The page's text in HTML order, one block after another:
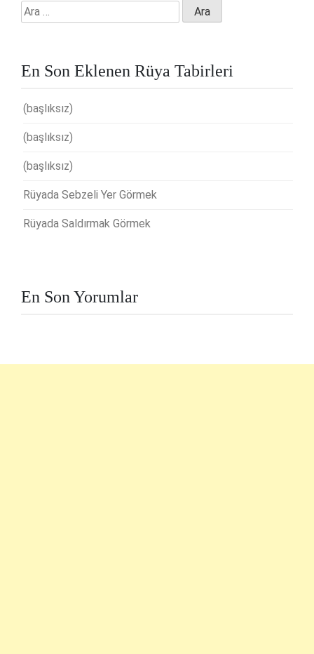
Arama:
En Son Eklenen Rüya Tabirleri
(başlıksız)
(başlıksız)
(başlıksız)
Rüyada Sebzeli Yer Görmek
Rüyada Saldırmak Görmek
En Son Yorumlar